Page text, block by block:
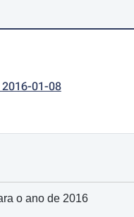
2016-01-08
o ano de 2016